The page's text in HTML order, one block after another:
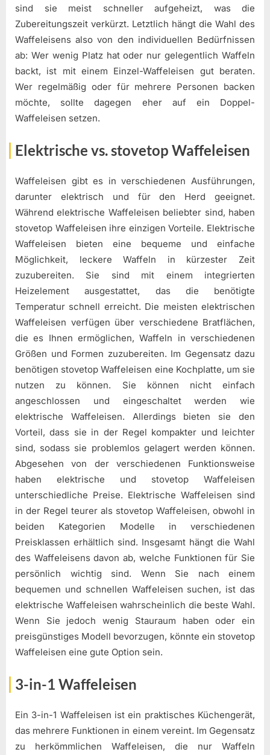
sind sie meist schneller aufgeheizt, was die
Zubereitungszeit verkürzt. Letztlich hängt die Wahl des
Waffeleisens also von den individuellen Bedürfnissen
ab: Wer wenig Platz hat oder nur gelegentlich Waffeln
backt, ist mit einem Einzel-Waffeleisen gut beraten.
Wer regelmäßig oder für mehrere Personen backen
möchte, sollte dagegen eher auf ein Doppel-
Waffeleisen setzen.
Elektrische vs. stovetop Waffeleisen
Waffeleisen gibt es in verschiedenen Ausführungen,
darunter elektrisch und für den Herd geeignet.
Während elektrische Waffeleisen beliebter sind, haben
stovetop Waffeleisen ihre einzigen Vorteile. Elektrische
Waffeleisen bieten eine bequeme und einfache
Möglichkeit, leckere Waffeln in kürzester Zeit
zuzubereiten. Sie sind mit einem integrierten
Heizelement ausgestattet, das die benötigte
Temperatur schnell erreicht. Die meisten elektrischen
Waffeleisen verfügen über verschiedene Bratflächen,
die es Ihnen ermöglichen, Waffeln in verschiedenen
Größen und Formen zuzubereiten. Im Gegensatz dazu
benötigen stovetop Waffeleisen eine Kochplatte, um sie
nutzen zu können. Sie können nicht einfach
angeschlossen und eingeschaltet werden wie
elektrische Waffeleisen. Allerdings bieten sie den
Vorteil, dass sie in der Regel kompakter und leichter
sind, sodass sie problemlos gelagert werden können.
Abgesehen von der verschiedenen Funktionsweise
haben elektrische und stovetop Waffeleisen
unterschiedliche Preise. Elektrische Waffeleisen sind
in der Regel teurer als stovetop Waffeleisen, obwohl in
beiden Kategorien Modelle in verschiedenen
Preisklassen erhältlich sind. Insgesamt hängt die Wahl
des Waffeleisens davon ab, welche Funktionen für Sie
persönlich wichtig sind. Wenn Sie nach einem
bequemen und schnellen Waffeleisen suchen, ist das
elektrische Waffeleisen wahrscheinlich die beste Wahl.
Wenn Sie jedoch wenig Stauraum haben oder ein
preisgünstiges Modell bevorzugen, könnte ein stovetop
Waffeleisen eine gute Option sein.
3-in-1 Waffeleisen
Ein 3-in-1 Waffeleisen ist ein praktisches Küchengerät,
das mehrere Funktionen in einem vereint. Im Gegensatz
zu herkömmlichen Waffeleisen, die nur Waffeln